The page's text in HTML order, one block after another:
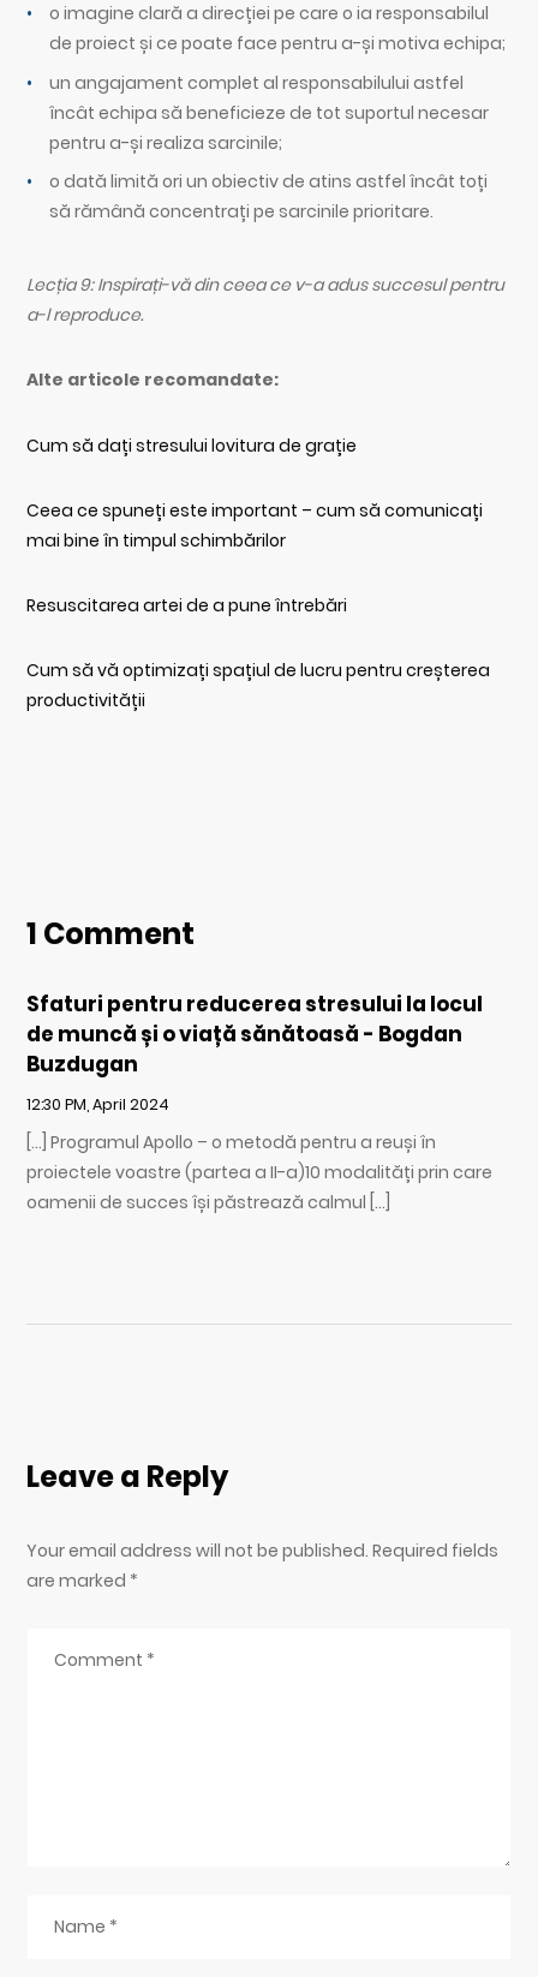
o imagine clară a direcției pe care o ia responsabilul
de proiect și ce poate face pentru a-și motiva echipa;
un angajament complet al responsabilului astfel
încât echipa să beneficieze de tot suportul necesar
pentru a-și realiza sarcinile;
o dată limită ori un obiectiv de atins astfel încât toți
să rămână concentrați pe sarcinile prioritare.
Lecția 9: Inspirați-vă din ceea ce v-a adus succesul pentru
a-l reproduce.
Alte articole recomandate:
Cum să dați stresului lovitura de grație
Ceea ce spuneți este important – cum să comunicați
mai bine în timpul schimbărilor
Resuscitarea artei de a pune întrebări
Cum să vă optimizați spațiul de lucru pentru creșterea
productivității
1 Comment
Sfaturi pentru reducerea stresului la locul
de muncă și o viață sănătoasă - Bogdan
Buzdugan
12:30 PM, April 2024
[…] Programul Apollo – o metodă pentru a reuși în
proiectele voastre (partea a II-a)10 modalități prin care
oamenii de succes își păstrează calmul […]
Leave a Reply
Your email address will not be published. Required fields
are marked *